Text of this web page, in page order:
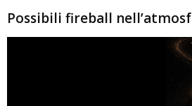
Possibili fireball